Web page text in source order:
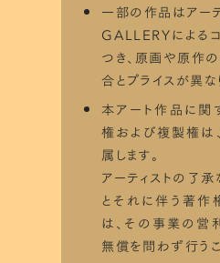
一部の作品はアー
GALLERYによる
つき、原画や原作
合とプライスが異な
本アート作品に
権および複製権は
属します。
アーティストの了承
とそれに伴う著
は、その事業の営
無償を問わず行う